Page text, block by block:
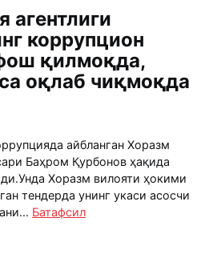
агентлиги
коррупцион
қилмоқда,
оқлаб чиқмоқда
айбланган Хоразм
Баҳром Қурбонов ҳақида
Хоразм вилояти ҳокими
тендерда унинг укаси асосчи
Батафсил